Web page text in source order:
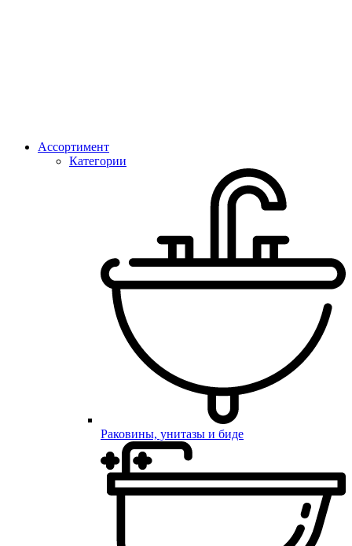
Ассортимент
Категории
Раковины, унитазы и биде